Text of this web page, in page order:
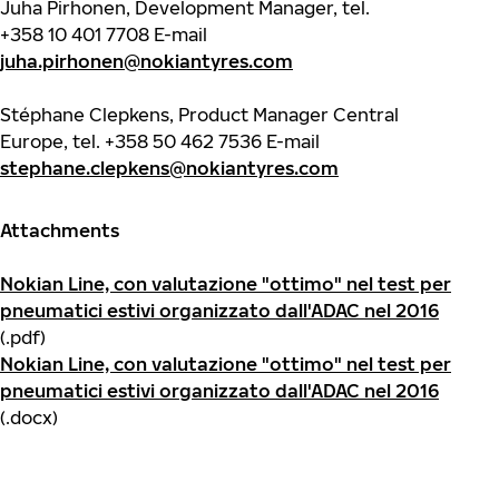
Juha Pirhonen, Development Manager, tel.
+358 10 401 7708 E-mail
juha.pirhonen@nokiantyres.com
Stéphane Clepkens, Product Manager Central
Europe, tel. +358 50 462 7536 E-mail
stephane.clepkens@nokiantyres.com
Attachments
Nokian Line, con valutazione "ottimo" nel test per
pneumatici estivi organizzato dall'ADAC nel 2016
(.pdf)
Nokian Line, con valutazione "ottimo" nel test per
pneumatici estivi organizzato dall'ADAC nel 2016
(.docx)